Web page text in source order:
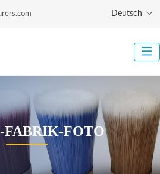
Deutsch
FABRIK-FOTO